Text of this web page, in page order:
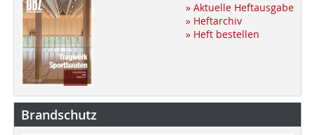
» Aktuelle Heftausgabe
» Heftarchiv
» Heft bestellen
Brandschutz